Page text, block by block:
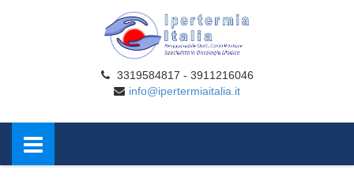
3319584817 - 3911216046
info@ipertermiaitalia.it